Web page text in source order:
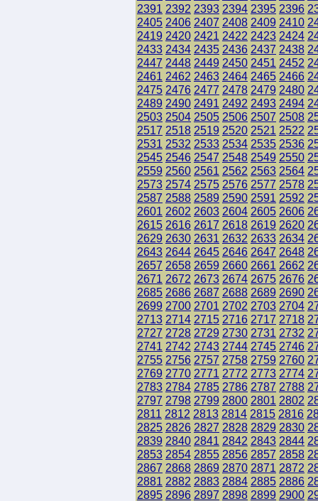
2391 2392 2393 2394 2395 2396
2405 2406 2407 2408 2409 2410
2419 2420 2421 2422 2423 2424
2433 2434 2435 2436 2437 2438
2447 2448 2449 2450 2451 2452
2461 2462 2463 2464 2465 2466
2475 2476 2477 2478 2479 2480
2489 2490 2491 2492 2493 2494
2503 2504 2505 2506 2507 2508
2517 2518 2519 2520 2521 2522
2531 2532 2533 2534 2535 2536
2545 2546 2547 2548 2549 2550
2559 2560 2561 2562 2563 2564
2573 2574 2575 2576 2577 2578
2587 2588 2589 2590 2591 2592
2601 2602 2603 2604 2605 2606
2615 2616 2617 2618 2619 2620
2629 2630 2631 2632 2633 2634
2643 2644 2645 2646 2647 2648
2657 2658 2659 2660 2661 2662
2671 2672 2673 2674 2675 2676
2685 2686 2687 2688 2689 2690
2699 2700 2701 2702 2703 2704
2713 2714 2715 2716 2717 2718
2727 2728 2729 2730 2731 2732
2741 2742 2743 2744 2745 2746
2755 2756 2757 2758 2759 2760
2769 2770 2771 2772 2773 2774
2783 2784 2785 2786 2787 2788
2797 2798 2799 2800 2801 2802
2811 2812 2813 2814 2815 2816
2825 2826 2827 2828 2829 2830
2839 2840 2841 2842 2843 2844
2853 2854 2855 2856 2857 2858
2867 2868 2869 2870 2871 2872
2881 2882 2883 2884 2885 2886
2895 2896 2897 2898 2899 2900